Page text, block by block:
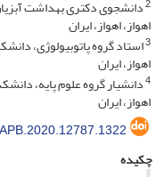
2دانشجوی دکتری بهداشت
اهواز، اهواز، ایران
3استاد گروه پاتوبیولوژی،
اهواز، ایران
4دانشیار گروه علوم پایه،
اهواز، ایران
چکیده